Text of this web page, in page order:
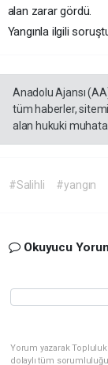
alan zarar gördü.
Yangınla ilgili
Anadolu Ajansı
tüm haberler,
alan hukuki
#Salihli #yangın
Okuyucu
Yorum yazarak
dolaylı tüm